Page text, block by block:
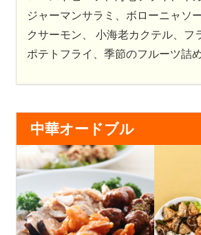
ジャーマンサラミ、ボローニャソ
クサーモン、 小海老カクテル、フ
ポテトフライ、季節のフルーツ
中華オードブル